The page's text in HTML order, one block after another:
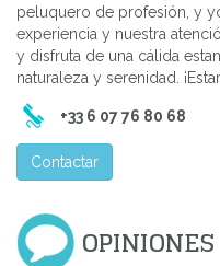
peluquero de profesión, y
experiencia y nuestra
y disfruta de una cálida
naturaleza y serenidad.
+33 6 07 76 80 68
Contactar
OPINIONES